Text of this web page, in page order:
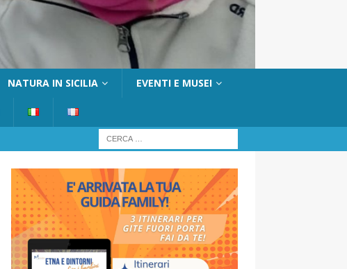
NATURA IN SICILIA EVENTI E MUSEI